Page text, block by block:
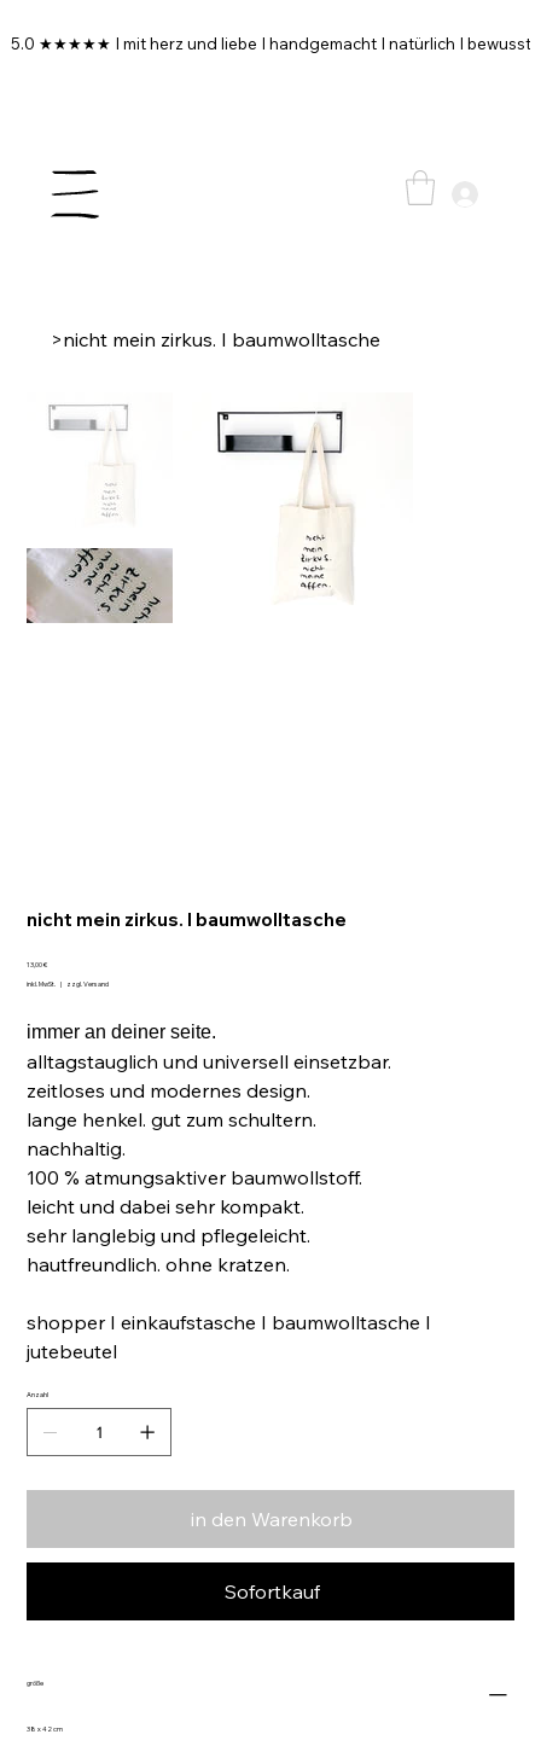
5.0 ★★★★★ I mit herz und liebe I handgemacht I natürlich I bewusst
>nicht mein zirkus. I baumwolltasche
nicht mein zirkus. I baumwolltasche
Preis
13,00 €
inkl. MwSt. | zzgl. Versand
immer an deiner seite.
alltagstauglich und universell einsetzbar.
zeitloses und modernes design.
lange henkel. gut zum schultern.
nachhaltig.
100 % atmungsaktiver baumwollstoff.
leicht und dabei sehr kompakt.
sehr langlebig und pflegeleicht.
hautfreundlich. ohne kratzen.
shopper I einkaufstasche I baumwolltasche I
jutebeutel
Anzahl
in den Warenkorb
Sofortkauf
größe
38 x 42 cm